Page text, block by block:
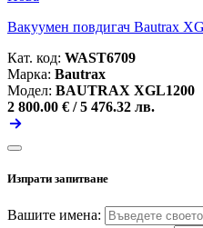
Вакуумен повдигач Bautrax
Кат. код: WAST6709
Марка: Bautrax
Модел: BAUTRAX XGL1200
2 800.00 € / 5 476.32 лв.
Изпрати запитване
Вашите имена: